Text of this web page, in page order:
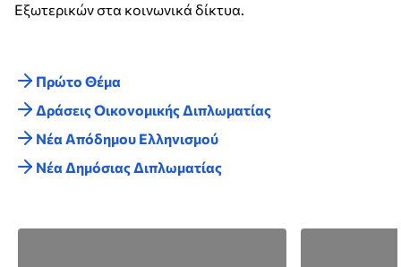
Εξωτερικών στα κοινωνικά δίκτυα.
Πρώτο Θέμα
Δράσεις Οικονομικής Διπλωματίας
Nέα Απόδημου Ελληνισμού
Νέα Δημόσιας Διπλωματίας